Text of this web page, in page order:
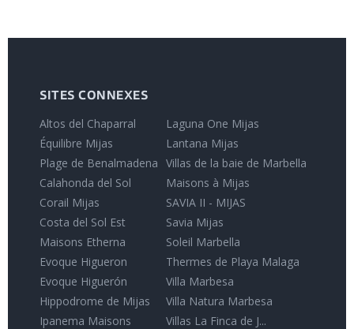
SITES CONNEXES
Altos del Chaparral
Équilibre Mijas
Plage de Benalmadena
Calahonda del Sol
Corail Mijas
Costa del Sol Est
Maisons Etherna
Evoque Higueron
Evoque Higuerón
Hippodrome de Mijas
Ipanema Maisons
Laguna One Mijas
Lantana Mijas
Villas de la baie de Marbella
Maisons à Mijas
SAVIA II - MIJAS
Savia Mijas
Soleil Marbella
Thermes de Playa Malaga
Villa Marbesa
Villa Natura Marbesa
Villas La Finca de J...